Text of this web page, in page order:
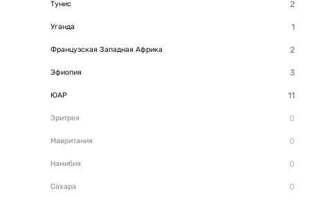
Тунис
Уганда
Французская Западная Африка
Эфиопия
ЮАР
Эритрея
Мавритания
Намибия
Сахара